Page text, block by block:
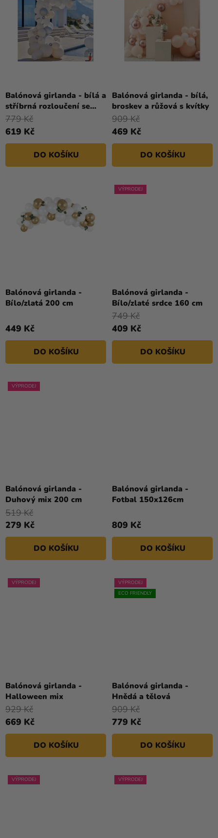
Personalizované
produkty
Témata
Výprodej
Naše
Tipy
Ů
Balónová girlanda - bílá a
stříbrná rozloučení se
svobodou
619 Kč
779 Kč
DO KOŠÍKU
Balónová girlanda - bílá,
broskev a růžová s kvítky
469 Kč
909 Kč
DO KOŠÍKU
Balónová girlanda -
Bílo/zlatá 200 cm
449 Kč
DO KOŠÍKU
VÝPRODEJ
Balónová girlanda -
Bílo/zlaté srdce 160 cm
409 Kč
749 Kč
DO KOŠÍKU
VÝPRODEJ
Balónová girlanda -
Duhový mix 200 cm
279 Kč
519 Kč
DO KOŠÍKU
Balónová girlanda -
Fotbal 150x126cm
809 Kč
DO KOŠÍKU
VÝPRODEJ
Balónová girlanda -
Halloween mix
669 Kč
929 Kč
DO KOŠÍKU
VÝPRODEJ
ECO FRIENDLY
Balónová girlanda -
Hnědá a tělová
779 Kč
909 Kč
DO KOŠÍKU
VÝPRODEJ VÝPRODEJ